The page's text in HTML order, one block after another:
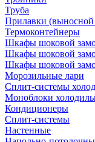
Труба
Прилавки (выносной
Термоконтейнеры
Шкафы шоковой
Шкафы шоковой
Шкафы шоковой
Морозильные лари
Сплит-системы
Моноблоки
Кондиционеры
Сплит-системы
Настенные